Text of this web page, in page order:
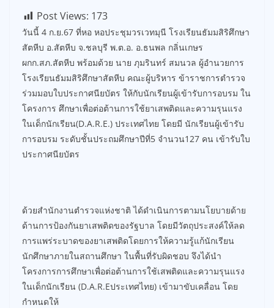
Post Views: 173
วันนี้ 4 ก.ย.67 ที่หอ หอประชุมวรเวทมุนี โรงเรียนธัมมสิริศึกษา
สัตหีบ อ.สัตหีบ จ.ชลบุรี พ.ต.อ. อ.ธนพล กลิ่นเกษร
ผกก.สภ.สัตหีบ พร้อมด้วย นาย ภุมรินทร์ สมนวล ผู้อำนวยการ
โรงเรียนธัมมสิริศึกษาสัตหีบ คณะผู้บริหาร ข้าราชการตำรวจ
ร่วมมอบใบประกาศนียบัตร ให้กับนักเรียนผู้เข้ารับการอบรม ใน
โครงการ ศึกษาเพื่อต่อต้านการใช้ยาเสพติดและความรุนแรง
ในเด็กนักเรียน(D.A.R.E.) ประเทศไทย โดยมี นักเรียนผู้เข้ารับ
การอบรม ระดับชั้นประถมศึกษาปีที่5 จำนวน127 คน เข้ารับใบ
ประกาศนียบัตร
ด้วยสำนักงานตำรวจแห่งชาติ ได้ดำเนินการตามนโยบายด้าย
ด้านการป้องกันยาเสพติดของรัฐบาล โดยมีวัตถุประสงค์ให้ลด
การแพร่ระบาดของยาเสพติดโดยการให้ความรู้แก้นักเรียน
นักศึกษาภายในสถานศึกษา ในพื้นที่รับผิดชอบ จึงได้นำ
โครงการการศึกษาเพื่อต่อต้านการใช้เสพติดและความรุนแรง
ในเด็กนักเรียน (D.A.R.Eประเทศไทย) เข้ามาขับเคลื่อน โดย
กำหนดให้